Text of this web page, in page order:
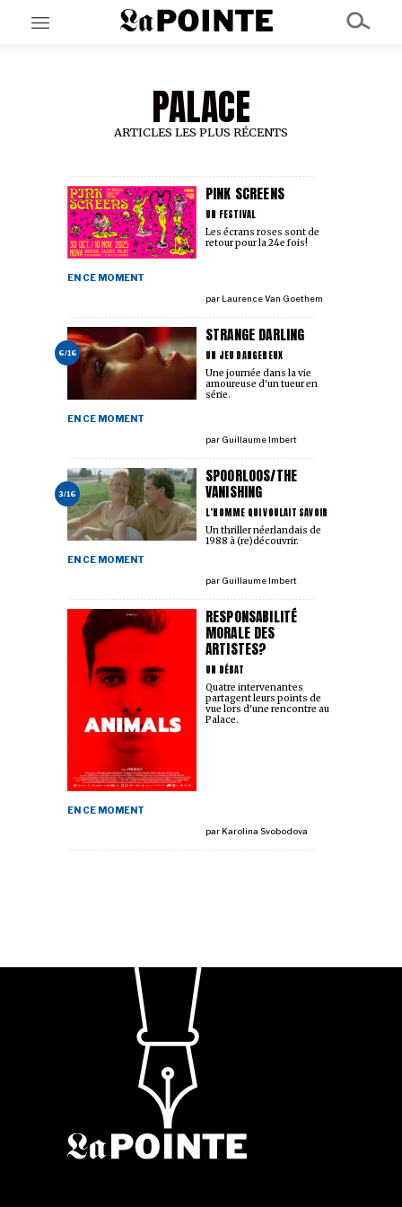
EN CE MOMENT
GRAND ANGLE
AU LARGE
À PROPOS
NOS PARTENAIRES
SOUTENEZ NOUS
PALACE
ARTICLES LES PLUS RÉCENTS
PINK SCREENS
UN FESTIVAL
EN CE MOMENT
parLaurence Van Goethem
Les écrans roses sont de
retour pour la 24e fois!
6/16
STRANGE DARLING
UN JEU DANGEREUX
EN CE MOMENT
par Guillaume Imbert
Une journée dans la vie
amoureuse d'un tueur en
série.
3/16
SPOORLOOS/THE
VANISHING
L’HOMME QUI VOULAIT SAVOIR
EN CE MOMENT
par Guillaume Imbert
Un thriller néerlandais de
1988 à (re)découvrir.
RESPONSABILITÉ
MORALE DES
ARTISTES?
UN DÉBAT
EN CE MOMENT
parKarolina Svobodova
Quatre intervenant·es
partagent leurs points de
vue lors d'une rencontre au
Palace.